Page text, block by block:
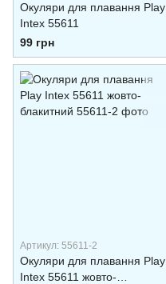
Окуляри для плавання Play
Intex 55611
99 грн
Артикул: 55611-2
Окуляри для плавання Play
Intex 55611 жовто-